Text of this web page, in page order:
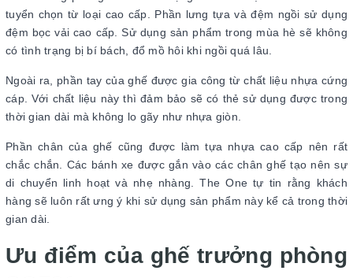
tuyển chọn từ loại cao cấp. Phần lưng tựa và đệm ngồi sử dụng
đệm bọc vải cao cấp. Sử dụng sản phẩm trong mùa hè sẽ không
có tình trạng bị bí bách, đổ mồ hôi khi ngồi quá lâu.
Ngoài ra, phần tay của ghế được gia công từ chất liệu nhựa cứng
cáp. Với chất liệu này thì đảm bảo sẽ có thẻ sử dụng được trong
thời gian dài mà không lo gãy như nhựa giòn.
Phần chân của ghế cũng được làm tựa nhựa cao cấp nên rất
chắc chắn. Các bánh xe được gắn vào các chân ghế tạo nên sự
di chuyển linh hoạt và nhẹ nhàng. The One tự tin rằng khách
hàng sẽ luôn rất ưng ý khi sử dụng sản phẩm này kể cả trong thời
gian dài.
Ưu điểm của ghế trưởng phòng